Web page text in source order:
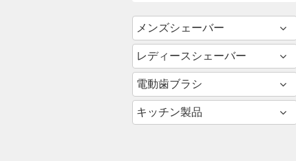
メンズシェーバー
レディースシェーバー
電動歯ブラシ
キッチン製品